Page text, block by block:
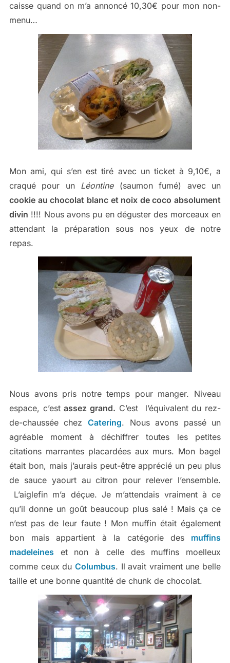
caisse quand on m’a annoncé 10,30€ pour mon non-
menu…
Mon ami, qui s’en est tiré avec un ticket à 9,10€, a
craqué pour un Léontine(saumon fumé) avec un
cookie au chocolat blanc et noix de coco absolument
divin !!!! Nous avons pu en déguster des morceaux en
attendant la préparation sous nos yeux de notre
repas.
Nous avons pris notre temps pour manger. Niveau
espace, c’estassez grand. C’est l’équivalent du rez-
de-chaussée chez Catering. Nous avons passé un
agréable moment à déchiffrer toutes les petites
citations marrantes placardées aux murs. Mon bagel
était bon, mais j’aurais peut-être apprécié un peu plus
de sauce yaourt au citron pour relever l’ensemble.
L’aiglefin m’a déçue. Je m’attendais vraiment à ce
qu’il donne un goût beaucoup plus salé ! Mais ça ce
n’est pas de leur faute ! Mon muffin était également
bon mais appartient à la catégorie des muffins
madeleines et non à celle des muffins moelleux
comme ceux du Columbus. Il avait vraiment une belle
taille et une bonne quantité de chunk de chocolat.